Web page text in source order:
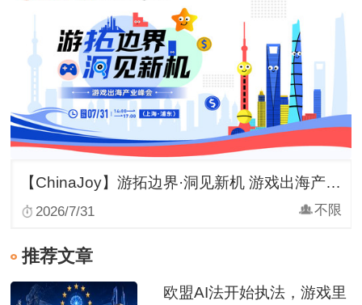
【ChinaJoy】游拓边界·洞见新机 游戏出海产业峰会
2026/7/31 不限
推荐文章
欧盟AI法开始执法，游戏里